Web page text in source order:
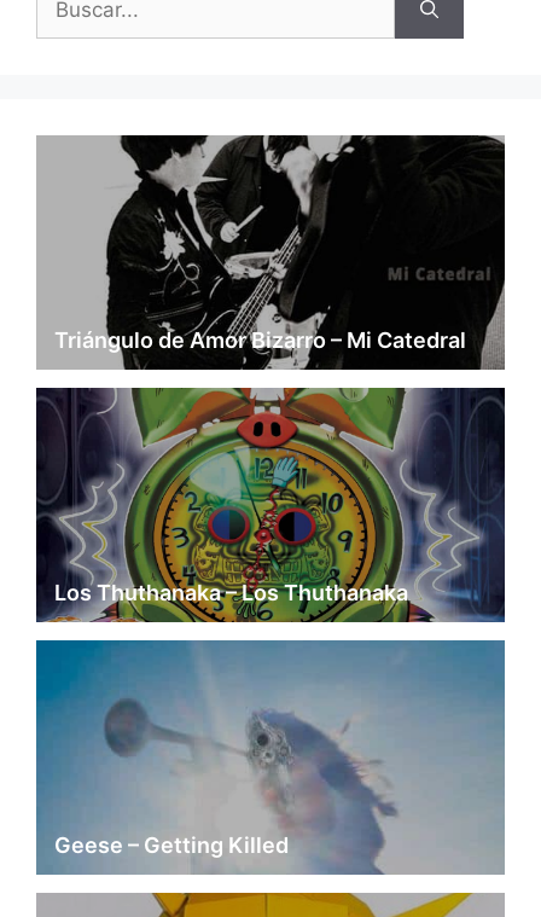
Triángulo de Amor Bizarro – Mi Catedral
Los Thuthanaka – Los Thuthanaka
Geese – Getting Killed